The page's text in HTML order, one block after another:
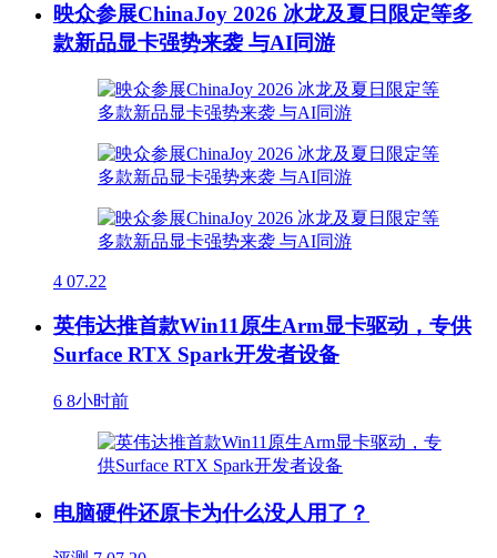
映众参展ChinaJoy 2026 冰龙及夏日限定等多
款新品显卡强势来袭 与AI同游
4 07.22
英伟达推首款Win11原生Arm显卡驱动，专供
Surface RTX Spark开发者设备
6 8小时前
电脑硬件还原卡为什么没人用了？